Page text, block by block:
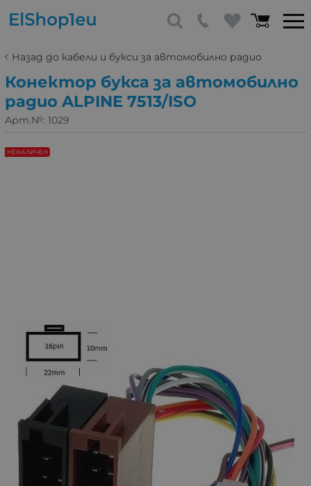
Назад до кабели и букси за автомобилно радио
Конектор букса за автомобилно
радио ALPINE 7513/ISO
Арт.№: 1029
НЕНАЛИЧЕН